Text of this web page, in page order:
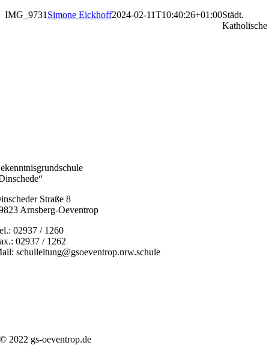
IMG_9731 Simone Eickhoff2024-02-11T10:40:26+01:00Städt.
Katholische
Straße 8
Arnsberg-Oeventrop
02937 / 1260
02937 / 1262
schulleitung@gsoeventrop.nrw.schule
© 2022 gs-oeventrop.de